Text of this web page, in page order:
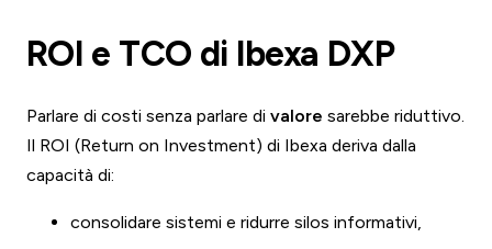
ROI e TCO di Ibexa DXP
Parlare di costi senza parlare di valore sarebbe riduttivo.
Il ROI (Return on Investment) di Ibexa deriva dalla
capacità di:
consolidare sistemi e ridurre silos informativi,